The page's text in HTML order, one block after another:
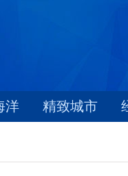
洋 精致城市